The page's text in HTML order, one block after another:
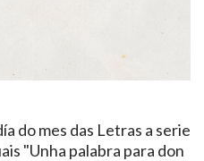
do mes das Letras a serie
"Unha palabra para don